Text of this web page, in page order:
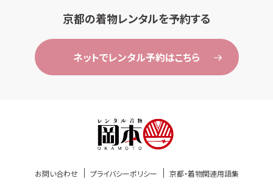
京都の着物レンタルを予約する
ネットでレンタル予約はこちら
お問い合わせ プライバシーポリシー 京都・着物関連用語集